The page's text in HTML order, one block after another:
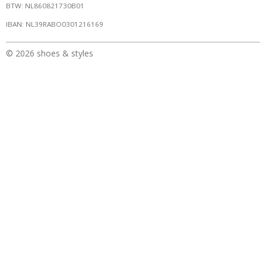
BTW: NL860821730B01
IBAN: NL39RABO0301216169
© 2026 shoes & styles